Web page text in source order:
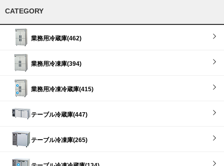
CATEGORY
業務用冷蔵庫(462)
業務用冷凍庫(394)
業務用冷凍冷蔵庫(415)
テーブル冷蔵庫(447)
テーブル冷凍庫(265)